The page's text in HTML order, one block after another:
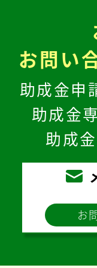
お問い
助成金申
助成金
助成
お